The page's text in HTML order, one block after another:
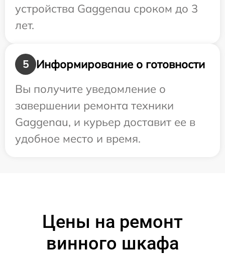
устройства Gaggenau сроком до 3
лет.
5
Информирование о готовности
Вы получите уведомление о
завершении ремонта техники
Gaggenau, и курьер доставит ее в
удобное место и время.
Цены на ремонт
винного шкафа